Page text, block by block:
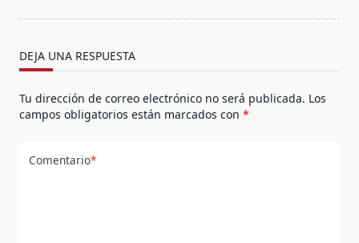
DEJA UNA RESPUESTA
Tu dirección de correo electrónico no será publicada. Los
campos obligatorios están marcados con *
Comentario*